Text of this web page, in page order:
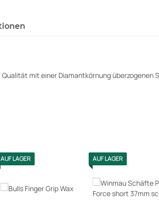
mit einer Diamantkörnung überzogenen
AUF LAGER AUF LAGER